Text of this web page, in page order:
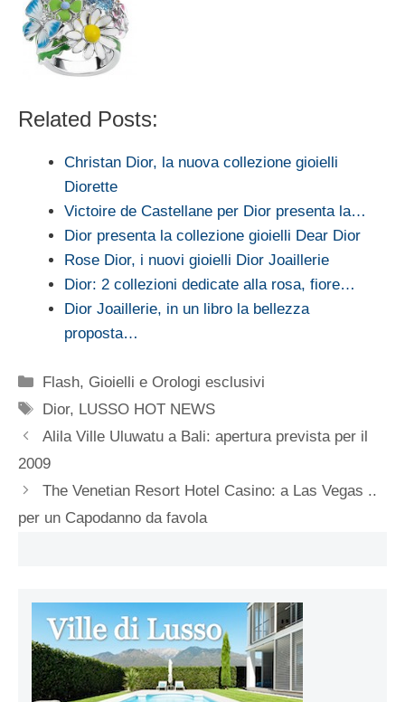
Related Posts:
Christan Dior, la nuova collezione gioielli
Diorette
Victoire de Castellane per Dior presenta la…
Dior presenta la collezione gioielli Dear Dior
Rose Dior, i nuovi gioielli Dior Joaillerie
Dior: 2 collezioni dedicate alla rosa, fiore…
Dior Joaillerie, in un libro la bellezza
proposta…
Categorie
Flash, Gioielli e Orologi esclusivi
Tag
Dior, LUSSO HOT NEWS
Alila Ville Uluwatu a Bali: apertura prevista per il
2009
The Venetian Resort Hotel Casino: a Las Vegas ..
per un Capodanno da favola